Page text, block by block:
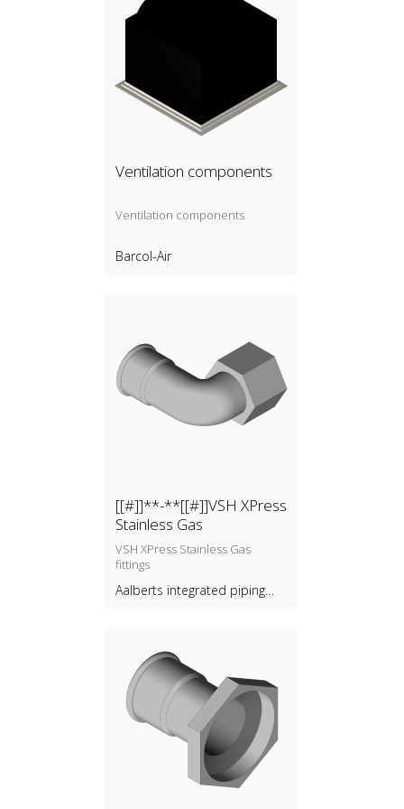
Ventilation components
Ventilation components
Barcol-Air
[[#]]**-**[[#]]VSH XPress
Stainless Gas
VSH XPress Stainless Gas
fittings
Aalberts integrated piping